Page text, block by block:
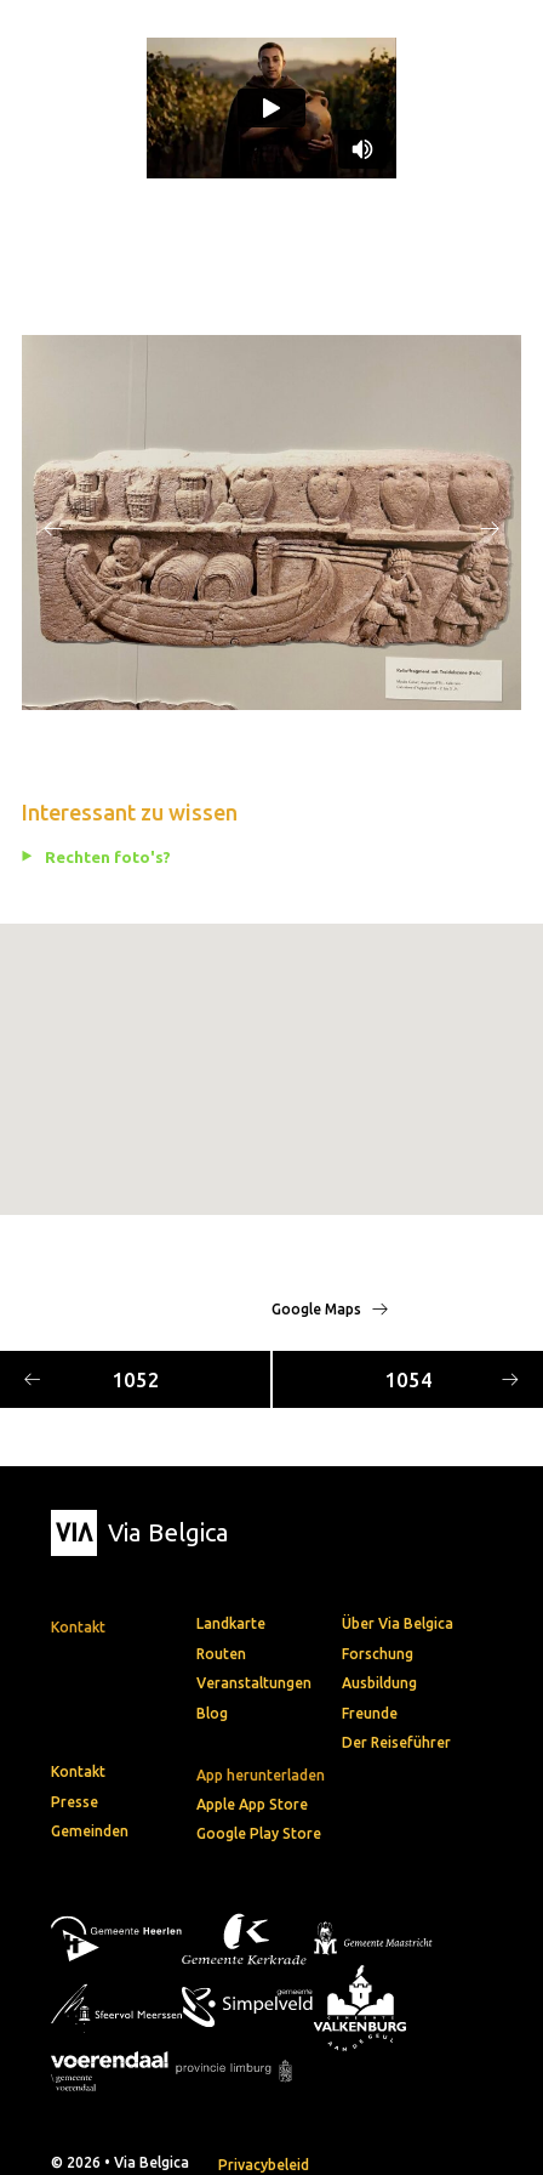
Interessant zu wissen
Rechten foto's?
Google Maps
1052 1054
Via Belgica
Kontakt
App herunterladen
Apple App Store
Google Play Store
Landkarte
Routen
Veranstaltungen
Blog
Über Via Belgica
Forschung
Ausbildung
Freunde
Der Reiseführer
Kontakt
Presse
Gemeinden
© 2026 • Via Belgica Privacybeleid